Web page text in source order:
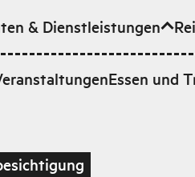
& Dienstleistungen
Essen und